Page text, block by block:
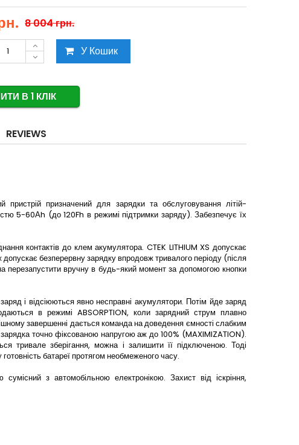
8 004 грн.
У Кошик
В 1 КЛІК
REVIEWS
призначений для зарядки та обслуговування літій-
5-60Аh (до 120Fh в режимі підтримки заряду). Забезпечує їх
контактів до клем акумулятора. CTEK LITHIUM XS допускає
безперервну зарядку впродовж тривалого періоду (після
перезапустити вручну в будь-який момент за допомогою кнопки
і відсіюються явно несправні акумулятори. Потім йде заряд
в режимі ABSORPTION, коли зарядний струм плавно
завершенні дається команда на доведення ємності слабким
точно фіксованою напругою аж до 100% (MAXIMIZATION).
тривале зберігання, можна і залишити її підключеною. Тоді
батареї протягом необмеженого часу.
з автомобільною електронікою. Захист від іскріння,